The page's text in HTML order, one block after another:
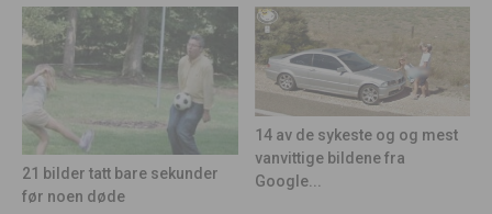
21 bilder tatt bare sekunder
før noen døde
14 av de sykeste og og mest
vanvittige bildene fra
Google...